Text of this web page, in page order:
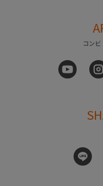
コンビ